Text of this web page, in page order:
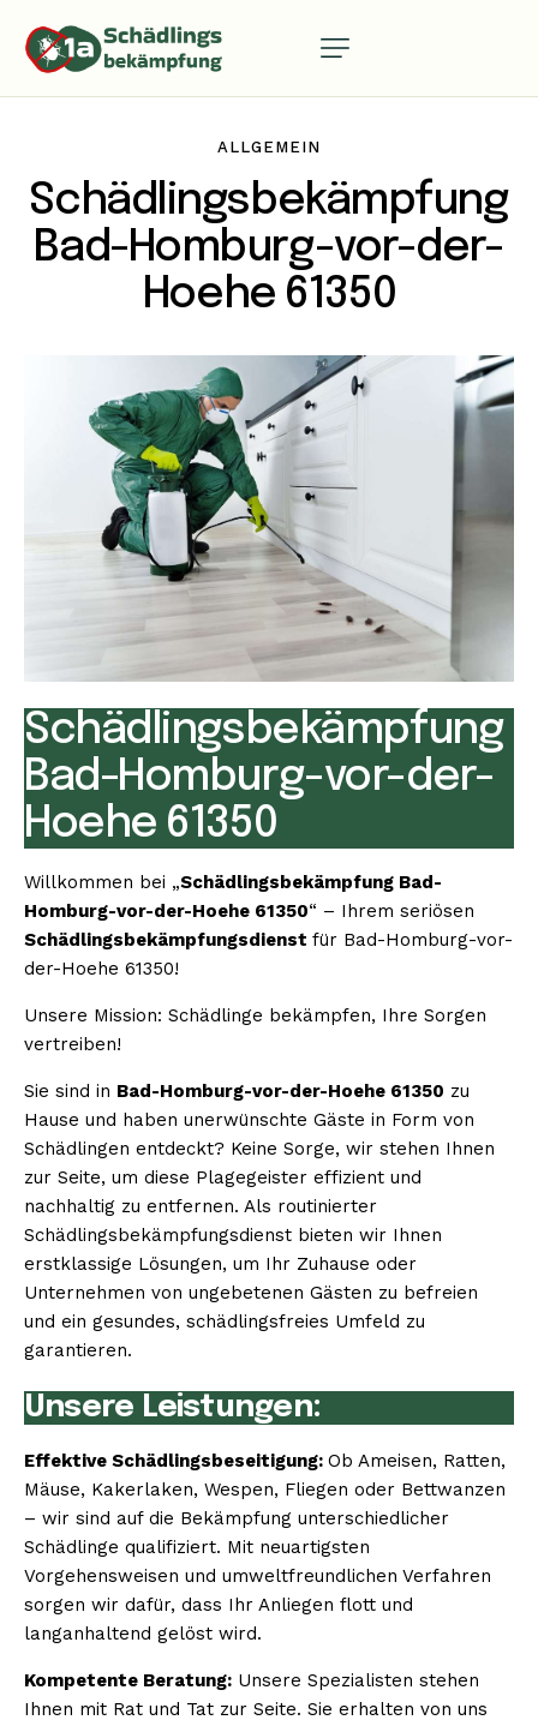
ALLGEMEIN
Schädlingsbekämpfung
Bad-Homburg-vor-der-
Hoehe 61350
Schädlingsbekämpfung
Bad-Homburg-vor-der-
Hoehe 61350
Willkommen bei „Schädlingsbekämpfung Bad-
Homburg-vor-der-Hoehe 61350“ – Ihrem seriösen
Schädlingsbekämpfungsdienst für Bad-Homburg-vor-
der-Hoehe 61350!
Unsere Mission: Schädlinge bekämpfen, Ihre Sorgen
vertreiben!
Sie sind in Bad-Homburg-vor-der-Hoehe 61350 zu
Hause und haben unerwünschte Gäste in Form von
Schädlingen entdeckt? Keine Sorge, wir stehen Ihnen
zur Seite, um diese Plagegeister effizient und
nachhaltig zu entfernen. Als routinierter
Schädlingsbekämpfungsdienst bieten wir Ihnen
erstklassige Lösungen, um Ihr Zuhause oder
Unternehmen von ungebetenen Gästen zu befreien
und ein gesundes, schädlingsfreies Umfeld zu
garantieren.
Unsere Leistungen:
Effektive Schädlingsbeseitigung: Ob Ameisen, Ratten,
Mäuse, Kakerlaken, Wespen, Fliegen oder Bettwanzen
– wir sind auf die Bekämpfung unterschiedlicher
Schädlinge qualifiziert. Mit neuartigsten
Vorgehensweisen und umweltfreundlichen Verfahren
sorgen wir dafür, dass Ihr Anliegen flott und
langanhaltend gelöst wird.
Kompetente Beratung: Unsere Spezialisten stehen
Ihnen mit Rat und Tat zur Seite. Sie erhalten von uns